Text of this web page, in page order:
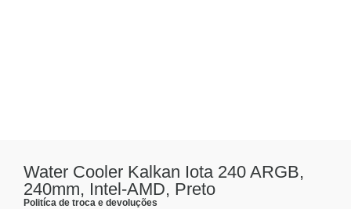
Water Cooler Kalkan Iota 240 ARGB,
240mm, Intel-AMD, Preto
Politíca de troca e devoluções